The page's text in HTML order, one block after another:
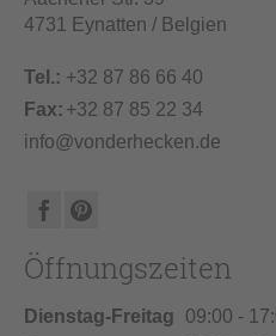
4731 Eynatten / Belgien
Tel.: +32 87 86 66 40
Fax: +32 87 85 22 34
info@vonderhecken.de
Öffnungszeiten
Dienstag-Freitag
09:00 -